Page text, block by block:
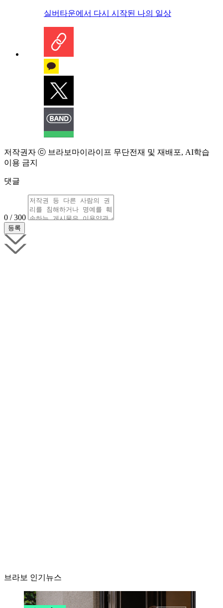
실버타운에서 다시 시작된 나의 일상
저작권자 ⓒ 브라보마이라이프 무단전재 및 재배포, AI학습
이용 금지
댓글
0 / 300
브라보 인기뉴스